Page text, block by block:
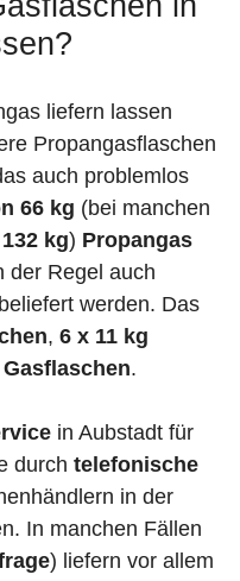
liefern lassen
Propangasflaschen
auch problemlos
66 kg (bei manchen
132 kg) Propangas
der Regel auch
werden. Das
, 6 x 11 kg
.
in Aubstadt für
durch telefonische
in der
In manchen Fällen
) liefern vor allem